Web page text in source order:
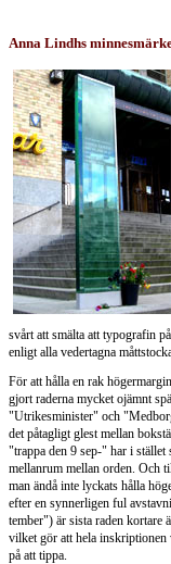
Anna Lindhs
svårt att smälta att typografin
enligt alla vedertagna
För att hålla en rak
gjort raderna mycket ojämnt
"Utrikesminister" och
det påtagligt glest mellan
"trappa den 9 sep-" har i stället
mellanrum mellan orden. Och
man ändå inte lyckats hålla
efter en synnerligen ful
tember") är sista raden kortare
vilket gör att hela inskriptionen
på att tippa.